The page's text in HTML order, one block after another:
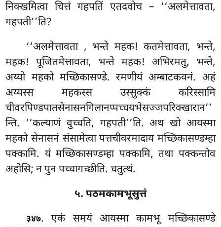
निक्खमित्वा चित्तं गहपतिं एतदवोच – ‘‘अलमेत्तावता,
गहपती’’ति?
‘‘अलमेत्तावता , भन्ते महक! कतमेत्तावता, भन्ते,
महक! पूजितमेत्तावता, भन्ते महक! अभिरमतु, भन्ते,
अय्यो महको मच्छिकासण्डे. रमणीयं अम्बाटकवनं. अहं
अय्यस्स महकस्स उस्सुक्कं करिस्सामि
चीवरपिण्डपातसेनासनगिलानप्पच्चयभेसज्जपरिक्खारान’’
न्ति. ‘‘कल्याणं वुच्चति, गहपती’’ति. अथ खो आयस्मा
महको सेनासनं संसामेत्वा पत्तचीवरमादाय मच्छिकासण्डम्हा
पक्कामि. यं मच्छिकासण्डम्हा पक्कामि, तथा पक्कन्तोव
अहोसि; न पुन पच्चागच्छीति. चतुत्थं.
५. पठमकामभूसुत्तं
३४७. एकं समयं आयस्मा कामभू मच्छिकासण्डे